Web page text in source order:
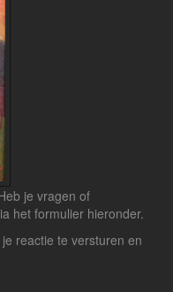
je vragen of
het formulier hieronder.
reactie te versturen en